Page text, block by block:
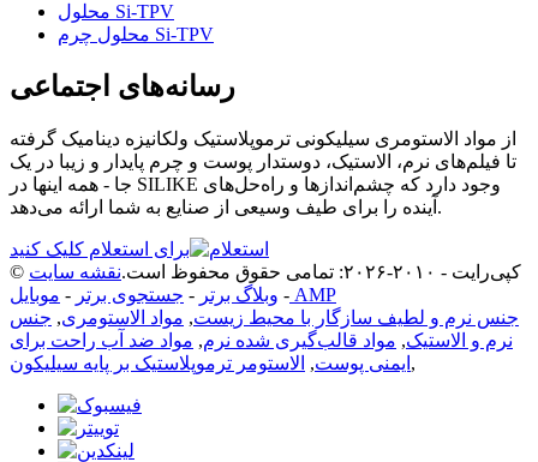
محلول Si-TPV
محلول چرم Si-TPV
رسانه‌های اجتماعی
از مواد الاستومری سیلیکونی ترموپلاستیک ولکانیزه دینامیک گرفته
تا فیلم‌های نرم، الاستیک، دوستدار پوست و چرم پایدار و زیبا در یک
جا - همه اینها در SILIKE وجود دارد که چشم‌اندازها و راه‌حل‌های
آینده را برای طیف وسیعی از صنایع به شما ارائه می‌دهد.
برای استعلام کلیک کنید
© کپی‌رایت - ۲۰۱۰-۲۰۲۶: تمامی حقوق محفوظ است.
نقشه سایت
- وبلاگ برتر - جستجوی برتر -
موبایل AMP
جنس نرم و لطیف سازگار با محیط زیست, مواد الاستومری, جنس
نرم و الاستیک, مواد قالب‌گیری شده نرم, مواد ضد آب راحت برای
ایمنی پوست, الاستومر ترموپلاستیک بر پایه سیلیکون ,